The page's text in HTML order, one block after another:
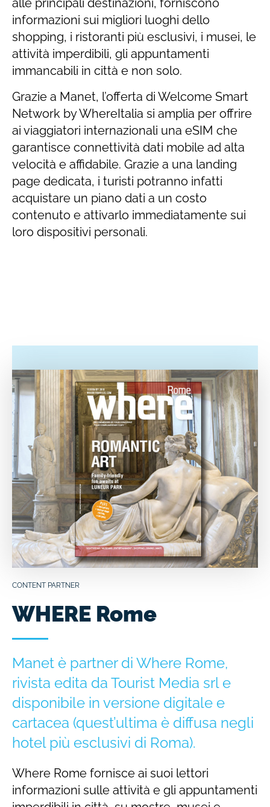
alle principali destinazioni, forniscono
informazioni sui migliori luoghi dello
shopping, i ristoranti più esclusivi, i musei, le
attività imperdibili, gli appuntamenti
immancabili in città e non solo.
Grazie a Manet, l’offerta di Welcome Smart
Network by WhereItalia si amplia per offrire
ai viaggiatori internazionali una eSIM che
garantisce connettività dati mobile ad alta
velocità e affidabile. Grazie a una landing
page dedicata, i turisti potranno infatti
acquistare un piano dati a un costo
contenuto e attivarlo immediatamente sui
loro dispositivi personali.
CONTENT PARTNER
WHERE Rome
Manet è partner di Where Rome,
rivista edita da Tourist Media srl e
disponibile in versione digitale e
cartacea (quest’ultima è diffusa negli
hotel più esclusivi di Roma).
Where Rome fornisce ai suoi lettori
informazioni sulle attività e gli appuntamenti